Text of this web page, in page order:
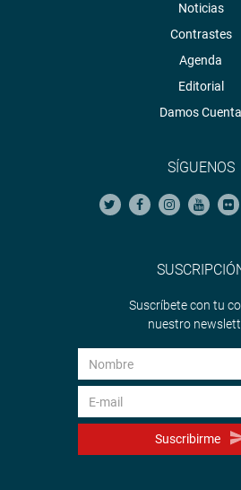
Noticias
Contrastes
Agenda
Editorial
Damos Cuenta
SÍGUENOS
Suscríbete con tu
nuestro
Suscribirme